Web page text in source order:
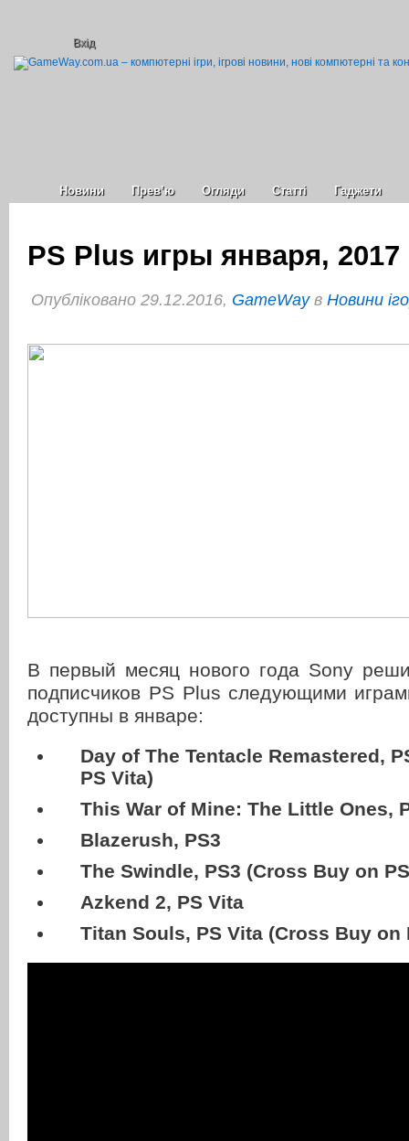
Вхід
Новини Прев’ю Огляди Статті Гаджети
PS Plus игры января, 2017
Опубліковано 29.12.2016, GameWayв Новини
В первый месяц нового года Sony
подписчиков PS Plus следующими
доступны в январе:
Day of The Tentacle Remastered,
PS Vita)
This War of Mine: The Little Ones,
Blazerush, PS3
The Swindle, PS3 (Cross Buy on
Azkend 2, PS Vita
Titan Souls, PS Vita (Cross Buy on